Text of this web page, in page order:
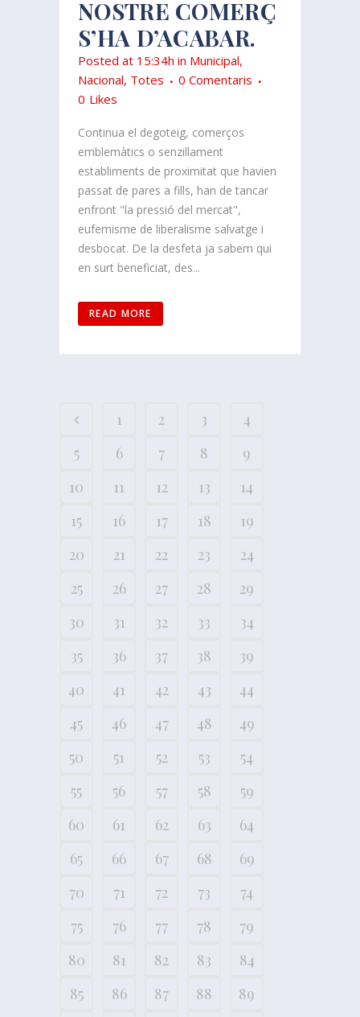
NOSTRE COMERÇ
S’HA D’ACABAR.
Posted at 15:34h in Municipal,
Nacional, Totes
0 Comentaris
0 Likes
Continua el degoteig, comerços
emblemàtics o senzillament
establiments de proximitat que havien
passat de pares a fills, han de tancar
enfront "la pressió del mercat",
eufemisme de liberalisme salvatge i
desbocat. De la desfeta ja sabem qui
en surt beneficiat, des...
READ MORE
1 2 3
4
5
6 7 8
9
10
11 12 13
14
15
16 17 18
19
20
21 22 23
24
25
26 27 28
29
30
31 32 33
34
35
36 37 38
39
40
41 42 43
44
45
46 47 48
49
50
51 52 53
54
55
56 57 58
59
60
61 62 63
64
65
66 67 68
69
70
71 72 73
74
75
76 77 78
79
80
81 82 83
84
85
86 87 88
89